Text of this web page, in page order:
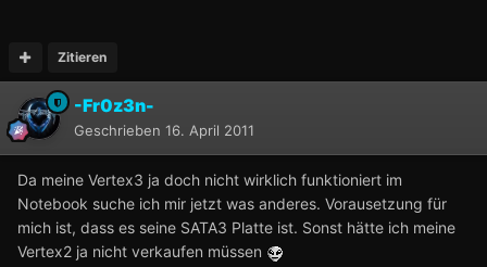
Zitieren
-Fr0z3n-
Geschrieben 16. April 2011
Da meine Vertex3 ja doch nicht wirklich funktioniert im
Notebook suche ich mir jetzt was anderes. Vorausetzung für
mich ist, dass es seine SATA3 Platte ist. Sonst hätte ich meine
Vertex2 ja nicht verkaufen müssen